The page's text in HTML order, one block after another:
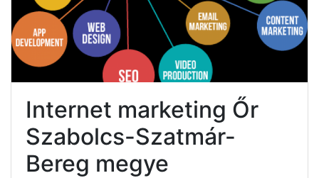
Internet marketing Őr
Szabolcs-Szatmár-
Bereg megye